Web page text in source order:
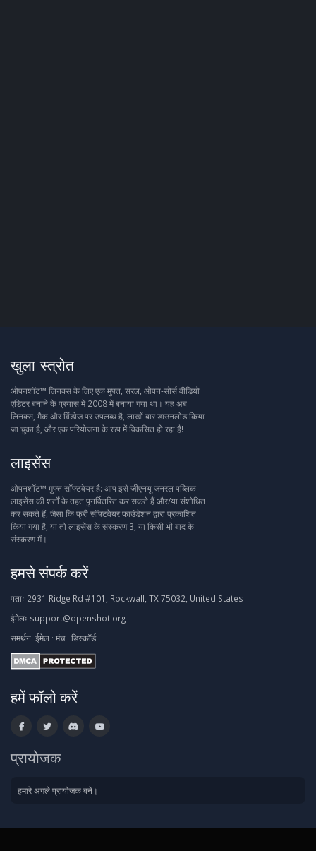
खुला-स्त्रोत
ओपनशॉट™ लिनक्स के लिए एक मुफ्त, सरल, ओपन-सोर्स वीडियो
एडिटर बनाने के प्रयास में 2008 में बनाया गया था। यह अब
लिनक्स, मैक और विंडोज पर उपलब्ध है, लाखों बार डाउनलोड किया
जा चुका है, और एक परियोजना के रूप में विकसित हो रहा है!
लाइसेंस
ओपनशॉट™ मुफ्त सॉफ्टवेयर है: आप इसे जीएनयू जनरल पब्लिक
लाइसेंस की शर्तों के तहत पुनर्वितरित कर सकते हैं और/या संशोधित
कर सकते हैं, जैसा कि फ्री सॉफ्टवेयर फाउंडेशन द्वारा प्रकाशित
किया गया है, या तो लाइसेंस के संस्करण 3, या किसी भी बाद के
संस्करण में।
हमसे संपर्क करें
पताः 2931 Ridge Rd #101, Rockwall, TX 75032, United States
ईमेलः support@openshot.org
समर्थन: ईमेल · मंच· डिस्कॉर्ड
हमें फॉलो करें
प्रायोजक
हमारे अगले प्रायोजक बनें।